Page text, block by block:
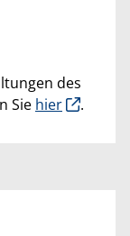
des
Sie hier .